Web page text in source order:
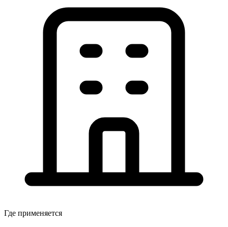
Где применяется